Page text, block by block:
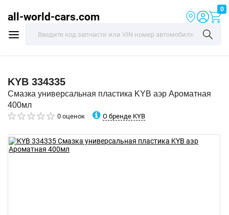
all-world-cars.com
0
KYB 334335
Смазка универсальная пластика KYB аэр Ароматная
400мл
0 оценок О бренде KYB